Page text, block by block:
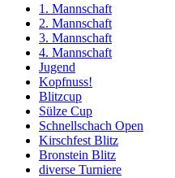
1. Mannschaft
2. Mannschaft
3. Mannschaft
4. Mannschaft
Jugend
Kopfnuss!
Blitzcup
Sülze Cup
Schnellschach Open
Kirschfest Blitz
Bronstein Blitz
diverse Turniere